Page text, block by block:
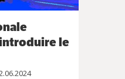
le